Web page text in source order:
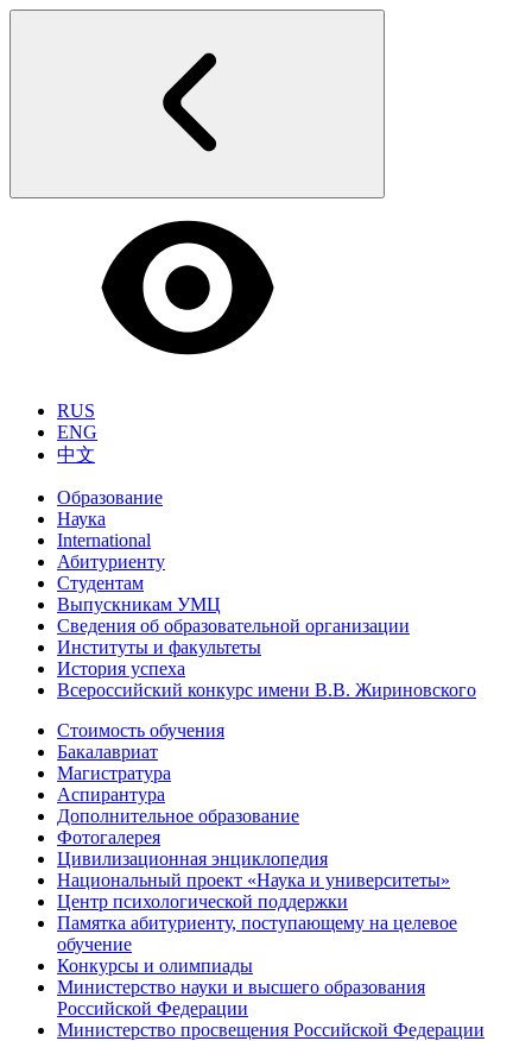
RUS
ENG
中文
Образование
Наука
International
Абитуриенту
Студентам
Выпускникам УМЦ
Сведения об образовательной организации
Институты и факультеты
История успеха
Всероссийский конкурс имени В.В. Жириновского
Стоимость обучения
Бакалавриат
Магистратура
Аспирантура
Дополнительное образование
Фотогалерея
Цивилизационная энциклопедия
Национальный проект «Наука и университеты»
Центр психологической поддержки
Памятка абитуриенту, поступающему на целевое
обучение
Конкурсы и олимпиады
Министерство науки и высшего образования
Российской Федерации
Министерство просвещения Российской Федерации